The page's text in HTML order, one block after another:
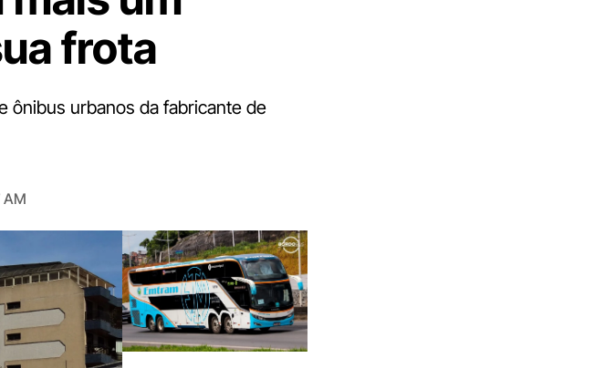
frota
ônibus urbanos da fabricante de
AM
Digite
aqui
o
seu
e-
mail